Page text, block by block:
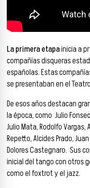
La primera etapainicia a
compañías disqueras
españolas. Estas
se presentaban en el
De esos años destacan
la época, como Julio
Julio Mata, Rodolfo Vargas,
Repetto, Alcides Prado,
Dolores Castegnaro. Sus
inicial del tango con otros
como el foxtrot y el jazz.